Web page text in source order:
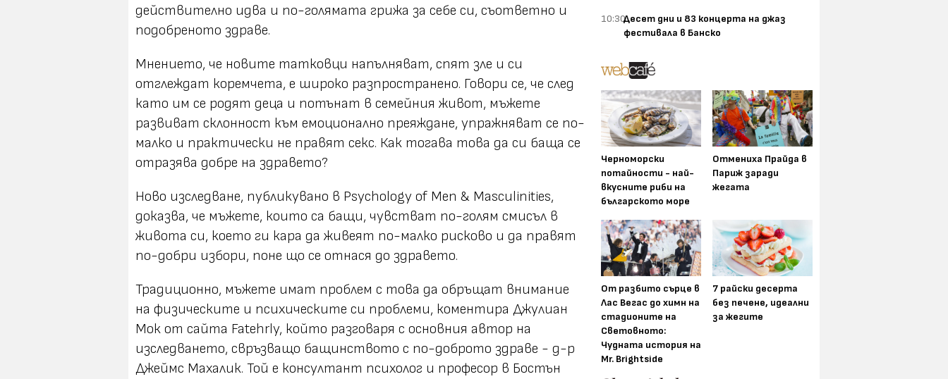
действително идва и по-голямата грижа за себе си, съответно и
подобреното здраве.
Мнението, че новите татковци напълняват, спят зле и си
отглеждат коремчета, е широко разпространено. Говори се, че след
като им се родят деца и потънат в семейния живот, мъжете
развиват склонност към емоционално преяждане, упражняват се по-
малко и практически не правят секс. Как тогава това да си баща се
отразява добре на здравето?
Ново изследване, публикувано в Psychology of Men & Masculinities,
доказва, че мъжете, които са бащи, чувстват по-голям смисъл в
живота си, което ги кара да живеят по-малко рисково и да правят
по-добри избори, поне що се отнася до здравето.
Традиционно, мъжете имат проблем с това да обръщат внимание
на физическите и психическите си проблеми, коментира Джулиан
Мок от сайта Fatehrly, който разговаря с основния автор на
изследването, свръзващо бащинството с по-доброто здраве - д-р
Джеймс Махалик. Той е консултант психолог и професор в Бостън
10:30Десет дни и 83 концерта на джаз
фестивала в Банско
Черноморски
потайности - най-
вкусните риби на
българското море
Отмениха Прайда в
Париж заради
жегата
От разбито сърце в
Лас Вегас до химн на
стадионите на
Световното:
Чудната история на
Mr. Brightside
7 райски десерта
без печене, идеални
за жегите